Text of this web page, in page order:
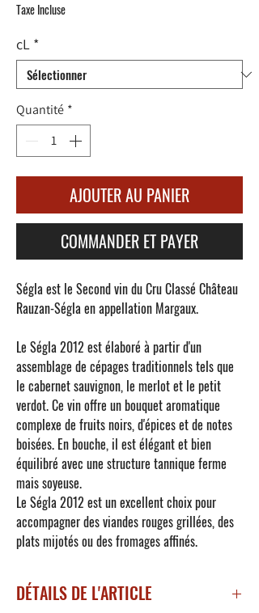
Taxe Incluse
cL *
Quantité *
AJOUTER AU PANIER
COMMANDER ET PAYER
Séglaest le Second vin du Cru Classé Château
Rauzan-Séglaen appellation Margaux.
Le Ségla 2012 est élaboré à partir d'un
assemblage de cépages traditionnels tels que
le cabernet sauvignon, le merlot et le petit
verdot. Ce vin offre un bouquet aromatique
complexe de fruits noirs, d'épices et de notes
boisées. En bouche, il est élégant et bien
équilibré avec une structure tannique ferme
mais soyeuse.
Le Ségla 2012 est un excellent choix pour
accompagner des viandes rouges grillées, des
plats mijotés ou des fromages affinés.
DÉTAILS DE L'ARTICLE